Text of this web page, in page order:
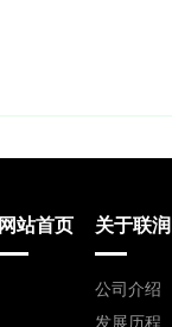
网站首页 关于联润
公司介绍
发展历程